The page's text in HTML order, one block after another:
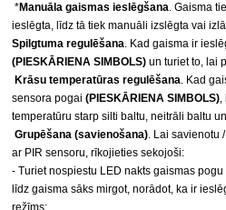
*Manuāla gaismas ieslēgšana. Gaisma
ieslēgta, līdz tā tiek manuāli izslēgta vai
Spilgtuma regulēšana
(PIESKĀRIENA SIMBOLS) un turiet to, lai
Krāsu temperatūras regulēšana. Kad
sensora pogai (PIESKĀRIENA SIMBOLS),
temperatūru starp silti baltu, neitrāli baltu
Grupēšana (savienošana). Lai savienotu
ar PIR sensoru, rīkojieties sekojoši:
- Turiet nospiestu LED nakts gaismas
līdz gaisma sāks mirgot, norādot, ka ir
režīms;